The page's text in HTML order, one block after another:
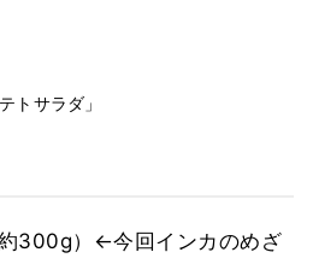
トサラダ」
約300g）←今回インカのめざ